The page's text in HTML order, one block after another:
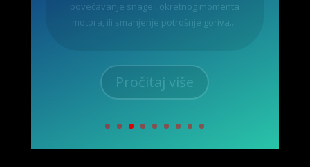
da bi vam vozilo bilo stabilno te da se
gume ne bi prebrzo i nejednako potrošile.